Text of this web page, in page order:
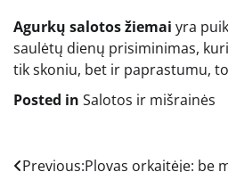
Agurkų salotos žiemai yra
saulėtų dienų prisiminimas,
tik skoniu, bet ir paprastumu,
Posted in Salotos ir mišrainės
Previous:Plovas orkaitėje: be